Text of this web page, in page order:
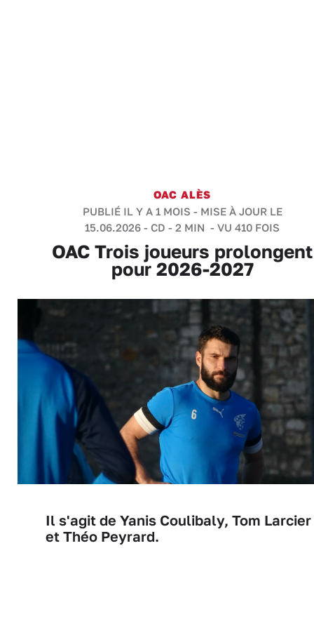
OAC ALÈS
PUBLIÉ IL Y A 1 MOIS - MISE À JOUR LE
15.06.2026 - CD - 2 MIN - VU 410 FOIS
OAC Trois joueurs prolongent
pour 2026-2027
Il s'agit de Yanis Coulibaly, Tom Larcier
et Théo Peyrard.